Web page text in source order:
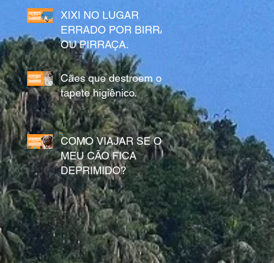
XIXI NO LUGAR
ERRADO POR BIRRA
OU PIRRAÇA.
Cães que destroem o
tapete higiênico.
COMO VIAJAR SE O
MEU CÃO FICA
DEPRIMIDO?